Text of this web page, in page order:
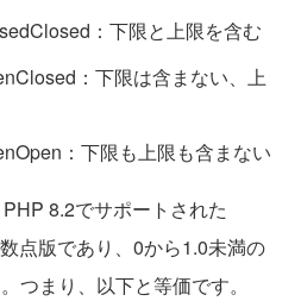
：下限と上限を含む
：下限は含まない、上
：下限も上限も含まない
8.2でサポートされた
点版であり、0から1.0未満の
つまり、以下と等価です。